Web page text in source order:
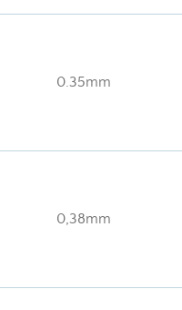
0.35mm
0,38mm